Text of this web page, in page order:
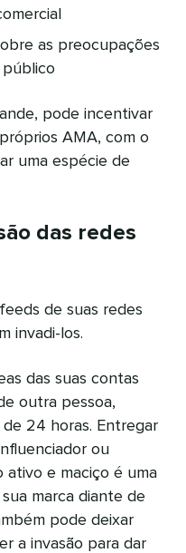
as preocupações
pode incentivar
AMA, com o
uma espécie de
das redes
de suas redes
invadi-los.
das suas contas
outra pessoa,
24 horas. Entregar
ou
ativo e maciço é uma
marca diante de
pode deixar
a invasão para dar